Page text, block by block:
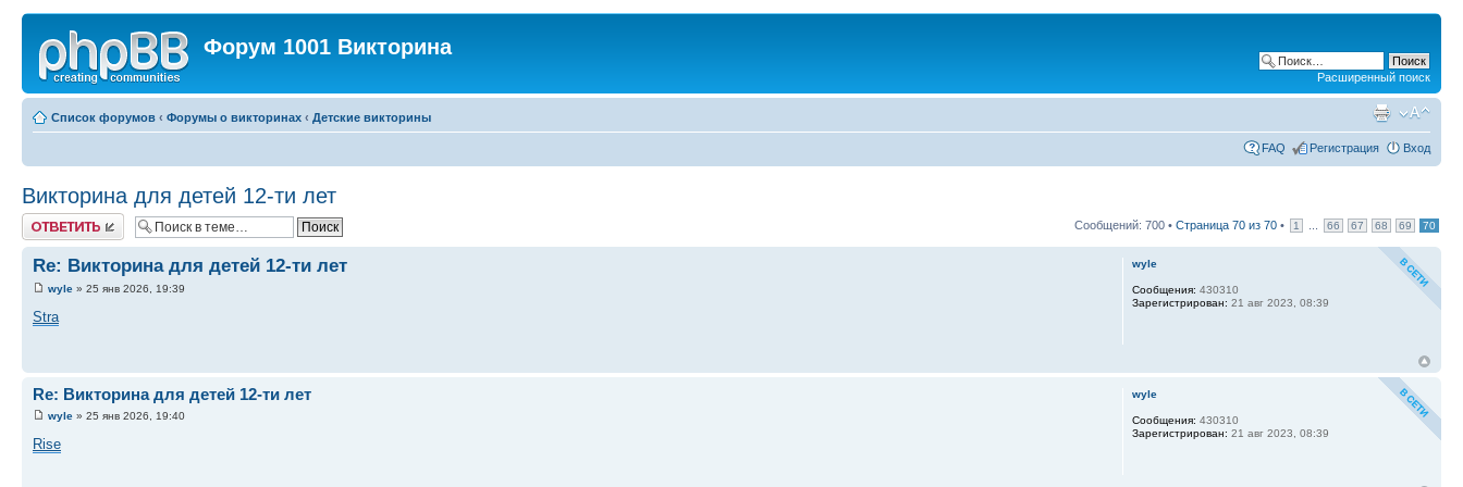
Форум 1001 Викторина
Расширенный поиск
Список форумов ‹ Форумы о викторинах ‹ Детские викторины
FAQ Регистрация Вход
Викторина для детей 12-ти лет
Ответить Сообщений: 700 • Страница 70 из 70 • 1 66 67 68 69 70
Re: Викторина для детей 12-ти лет
wyle » 25 янв 2026, 19:39
Stra
wyle
Сообщения: 430310
Зарегистрирован: 21 авг 2023, 08:39
Re: Викторина для детей 12-ти лет
wyle » 25 янв 2026, 19:40
Rise
wyle
Сообщения: 430310
Зарегистрирован: 21 авг 2023, 08:39